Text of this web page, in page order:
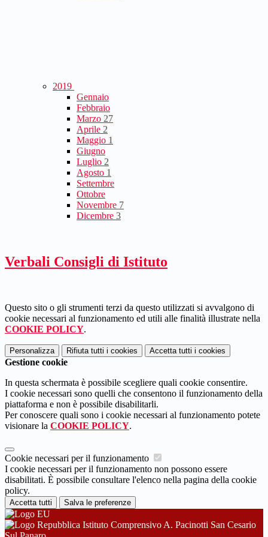
2019
Gennaio
Febbraio
Marzo 27
Aprile 2
Maggio 1
Giugno
Luglio 2
Agosto 1
Settembre
Ottobre
Novembre 7
Dicembre 3
Verbali Consigli di Istituto
Questo sito o gli strumenti terzi da questo utilizzati si avvalgono di
cookie necessari al funzionamento ed utili alle finalità illustrate nella
COOKIE POLICY.
Personalizza Rifiuta tutti i cookies Accetta tutti i cookies
Gestione cookie
In questa schermata è possibile scegliere quali cookie consentire.
I cookie necessari sono quelli che consentono il funzionamento della
piattaforma e non è possibile disabilitarli.
Per conoscere quali sono i cookie necessari al funzionamento potete
visionare la COOKIE POLICY.
Cookie necessari per il funzionamento
I cookie necessari per il funzionamento non possono essere
disabilitati. È possibile consultare l'elenco nella pagina della cookie
policy.
Accetta tutti Salva le preferenze
Istituto Comprensivo A. Pacinotti San Cesario